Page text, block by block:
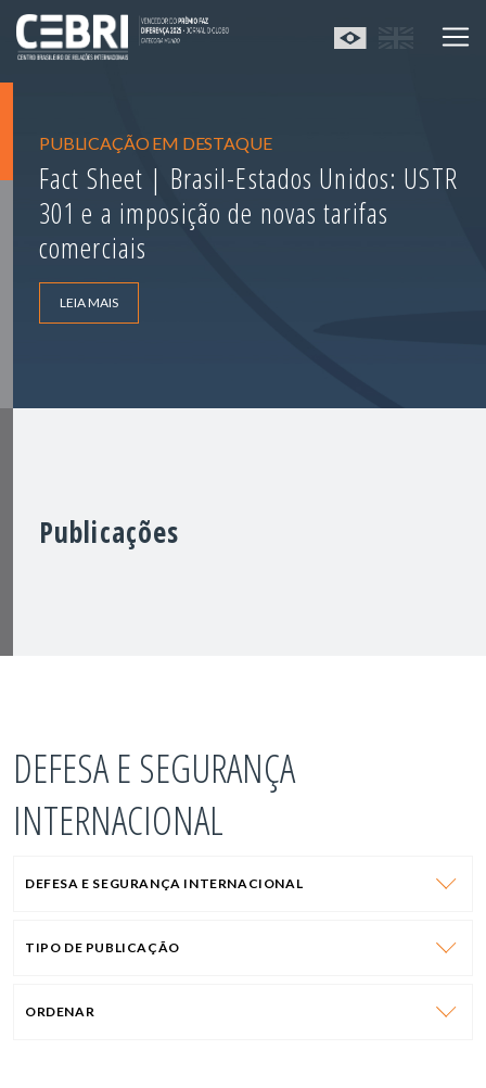
PUBLICAÇÃO EM DESTAQUE
Fact Sheet | Brasil-Estados Unidos: USTR
301 e a imposição de novas tarifas
comerciais
LEIA MAIS
Publicações
DEFESA E SEGURANÇA
INTERNACIONAL
DEFESA E SEGURANÇA INTERNACIONAL
TIPO DE PUBLICAÇÃO
ORDENAR